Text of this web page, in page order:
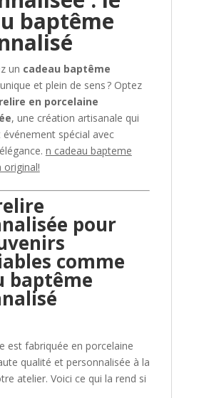
baptême
un cadeau baptême
et plein de sens ? Optez
en porcelaine
, une création artisanale qui
spécial avec
n cadeau bapteme
original!
pour
comme
baptême
est fabriquée en porcelaine
qualité et personnalisée à la
atelier. Voici ce qui la rend si